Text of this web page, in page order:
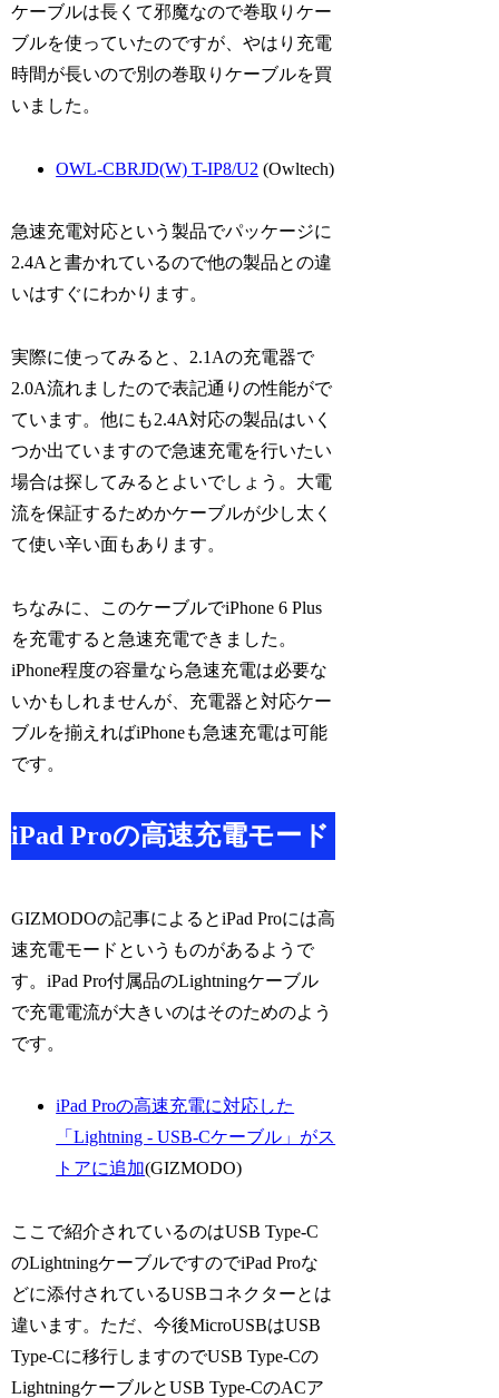
ケーブルは長くて邪魔なので巻取りケー
ブルを使っていたのですが、やはり充電
時間が長いので別の巻取りケーブルを買
いました。
OWL-CBRJD(W) T-IP8/U2 (Owltech)
急速充電対応という製品でパッケージに
2.4Aと書かれているので他の製品との違
いはすぐにわかります。
実際に使ってみると、2.1Aの充電器で
2.0A流れましたので表記通りの性能がで
ています。他にも2.4A対応の製品はいく
つか出ていますので急速充電を行いたい
場合は探してみるとよいでしょう。大電
流を保証するためかケーブルが少し太く
て使い辛い面もあります。
ちなみに、このケーブルでiPhone 6 Plus
を充電すると急速充電できました。
iPhone程度の容量なら急速充電は必要な
いかもしれませんが、充電器と対応ケー
ブルを揃えればiPhoneも急速充電は可能
です。
iPad Proの高速充電モード
GIZMODOの記事によるとiPad Proには高
速充電モードというものがあるようで
す。iPad Pro付属品のLightningケーブル
で充電電流が大きいのはそのためのよう
です。
iPad Proの高速充電に対応した
「Lightning - USB-Cケーブル」がス
トアに追加(GIZMODO)
ここで紹介されているのはUSB Type-C
のLightningケーブルですのでiPad Proな
どに添付されているUSBコネクターとは
違います。ただ、今後MicroUSBはUSB
Type-Cに移行しますのでUSB Type-Cの
LightningケーブルとUSB Type-CのACア